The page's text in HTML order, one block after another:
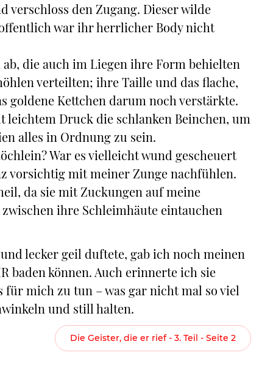
verschloss den Zugang. Dieser wilde
war ihr herrlicher Body nicht
die auch im Liegen ihre Form behielten
verteilten; ihre Taille und das flache,
goldene Kettchen darum noch verstärkte.
Druck die schlanken Beinchen, um
alles in Ordnung zu sein.
War es vielleicht wund gescheuert
vorsichtig mit meiner Zunge nachfühlen.
da sie mit Zuckungen auf meine
ihre Schleimhäute eintauchen
lecker geil duftete, gab ich noch meinen
baden können. Auch erinnerte ich sie
für mich zu tun – was gar nicht mal so viel
und still halten.
Die Geister, die er rief - 3. Teil - Seite 2